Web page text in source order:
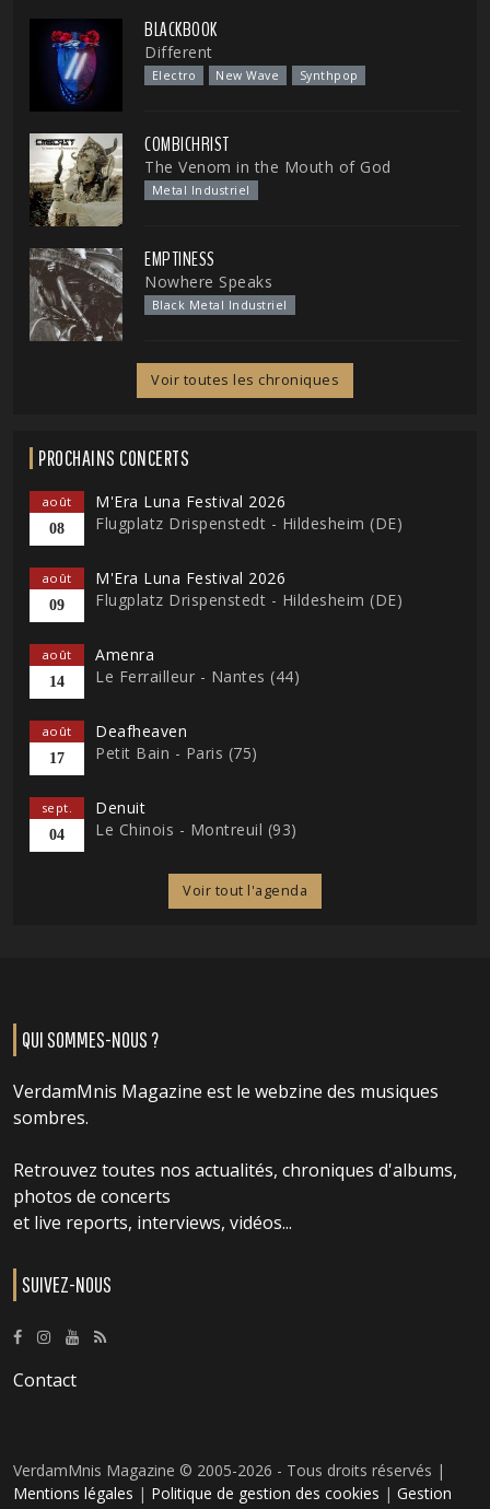
BLACKBOOK
Different
Electro New Wave Synthpop
COMBICHRIST
The Venom in the Mouth of God
Metal Industriel
EMPTINESS
Nowhere Speaks
Black Metal Industriel
Voir toutes les chroniques
PROCHAINS CONCERTS
août
08
M'Era Luna Festival 2026
Flugplatz Drispenstedt - Hildesheim (DE)
août
09
M'Era Luna Festival 2026
Flugplatz Drispenstedt - Hildesheim (DE)
août
14
Amenra
Le Ferrailleur - Nantes (44)
août
17
Deafheaven
Petit Bain - Paris (75)
sept.
04
Denuit
Le Chinois - Montreuil (93)
Voir tout l'agenda
QUI SOMMES-NOUS ?
VerdamMnis Magazine est le webzine des musiques
sombres.
Retrouvez toutes nos actualités, chroniques d'albums,
photos de concerts
et live reports, interviews, vidéos...
SUIVEZ-NOUS
Contact
VerdamMnis Magazine © 2005-2026 - Tous droits réservés |
Mentions légales | Politique de gestion des cookies | Gestion